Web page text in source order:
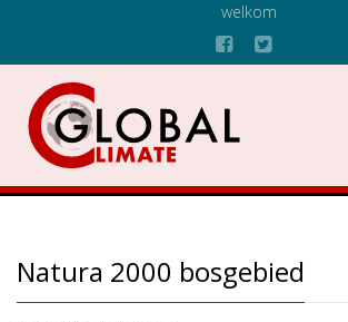
welkom
Natura 2000 bosgebied